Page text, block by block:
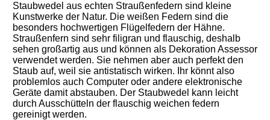
Staubwedel aus echten Straußenfedern sind kleine
Kunstwerke der Natur. Die weißen Federn sind die
besonders hochwertigen Flügelfedern der Hähne.
Straußenfern sind sehr filigran und flauschig, deshalb
sehen großartig aus und können als Dekoration Assessor
verwendet werden. Sie nehmen aber auch perfekt den
Staub auf, weil sie antistatisch wirken. Ihr könnt also
problemlos auch Computer oder andere elektronische
Geräte damit abstauben. Der Staubwedel kann leicht
durch Ausschütteln der flauschig weichen federn
gereinigt werden.